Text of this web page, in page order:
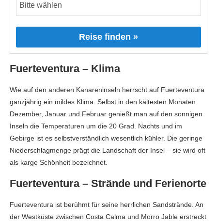
Reise finden »
Fuerteventura – Klima
Wie auf den anderen Kanareninseln herrscht auf Fuerteventura
ganzjährig ein mildes Klima. Selbst in den kältesten Monaten
Dezember, Januar und Februar genießt man auf den sonnigen
Inseln die Temperaturen um die 20 Grad. Nachts und im
Gebirge ist es selbstverständlich wesentlich kühler. Die geringe
Niederschlagmenge prägt die Landschaft der Insel – sie wird oft
als karge Schönheit bezeichnet.
Fuerteventura – Strände und Ferienorte
Fuerteventura ist berühmt für seine herrlichen Sandstrände. An
der Westküste zwischen Costa Calma und Morro Jable erstreckt